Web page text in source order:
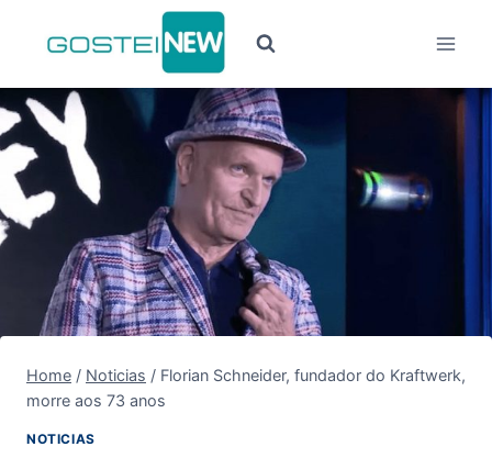
Conteúdo
Home / Noticias / Florian Schneider, fundador do Kraftwerk,
morre aos 73 anos
NOTICIAS